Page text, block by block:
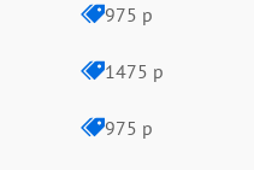
975 р
1475 р
975 р